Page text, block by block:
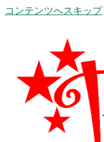
コンテンツへスキップ